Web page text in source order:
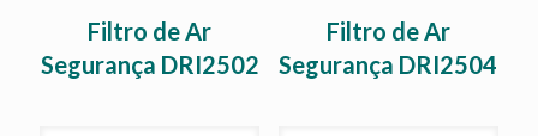
Filtro de Ar
Segurança DRI2502
Filtro de Ar
Segurança DRI2504